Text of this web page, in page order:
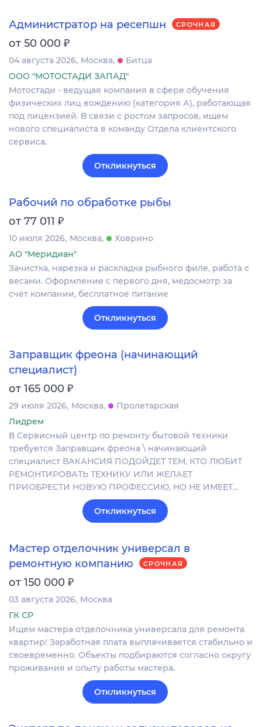
Администратор на ресепшн СРОЧНАЯ
от 50 000 ₽
04 августа 2026 Москва
Битца
ООО "МОТОСТАДИ ЗАПАД"
Мотостади - ведущая компания в сфере обучения
физических лиц вождению (категория А), работающая
под лицензией. В связи с ростом запросов, ищем
нового специалиста в команду Отдела клиентского
сервиса.
Откликнуться
Рабочий по обработке рыбы
от 77 011 ₽
10 июля 2026 Москва
Ховрино
АО "Меридиан"
Зачистка, нарезка и раскладка рыбного филе, работа с
весами. Оформление c первого дня, медосмотр за
счёт компании, бесплатное питание
Откликнуться
Заправщик фреона (начинающий
специалист)
от 165 000 ₽
29 июля 2026 Москва
Пролетарская
Лидрем
В Сервисный центр по ремонту бытовой техники
требуется Заправщик фреона \ начинающий
специалист ВАКАНСИЯ ПОДОЙДЕТ ТЕМ, КТО ЛЮБИТ
РЕМОНТИРОВАТЬ ТЕХНИКУ ИЛИ ЖЕЛАЕТ
ПРИОБРЕСТИ НОВУЮ ПРОФЕССИЮ, НО НЕ ИМЕЕТ…
Откликнуться
Мастер отделочник универсал в
ремонтную компанию
СРОЧНАЯ
от 150 000 ₽
03 августа 2026 Москва
ГК СР
Ищем мастера отделочника универсала для ремонта
квартир! Заработная плата выплачивается стабильно и
своевременно. Объекты подбираются согласно округу
проживания и опыту работы мастера.
Откликнуться